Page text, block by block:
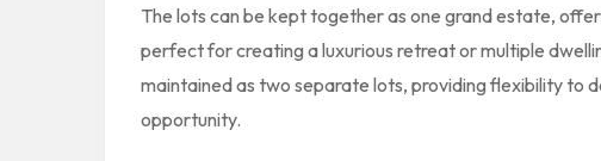
The lots can be kept together as one grand estate,
perfect for creating a luxurious retreat or multiple
maintained as two separate lots, providing flexibility to
opportunity.